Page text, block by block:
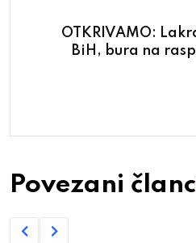
OTKRIVAMO:
BiH, bura na
Povezani